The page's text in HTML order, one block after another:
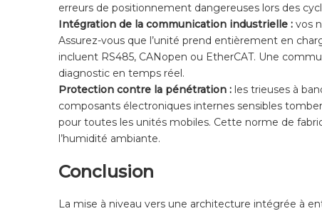
erreurs de positionnement dangereuses lors des
Intégration de la communication industrielle : vos
Assurez-vous que l’unité prend entièrement en
incluent RS485, CANopen ou EtherCAT. Une
diagnostic en temps réel.
Protection contre la pénétration : les trieuses à
composants électroniques internes sensibles
pour toutes les unités mobiles. Cette norme de
l’humidité ambiante.
Conclusion
La mise à niveau vers une architecture intégrée à